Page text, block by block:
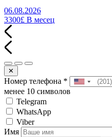
06.08.2026
3300£ В месец
✕
Номер телефона *
менее 10 символов
Telegram
WhatsApp
Viber
Имя